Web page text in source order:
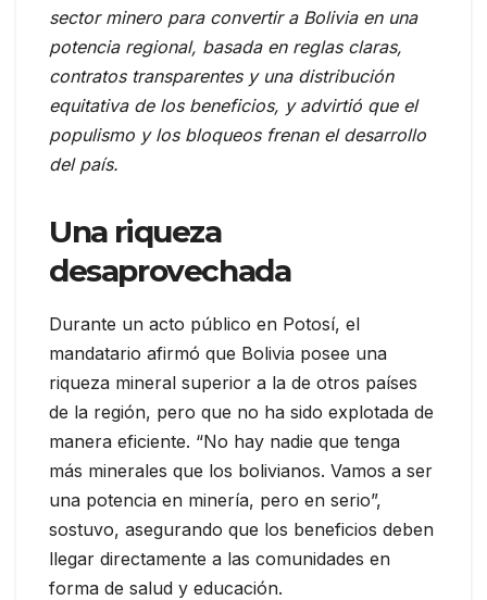
sector minero para convertir a Bolivia en una
potencia regional, basada en reglas claras,
contratos transparentes y una distribución
equitativa de los beneficios, y advirtió que el
populismo y los bloqueos frenan el desarrollo
del país.
Una riqueza
desaprovechada
Durante un acto público en Potosí, el
mandatario afirmó que Bolivia posee una
riqueza mineral superior a la de otros países
de la región, pero que no ha sido explotada de
manera eficiente. “No hay nadie que tenga
más minerales que los bolivianos. Vamos a ser
una potencia en minería, pero en serio”,
sostuvo, asegurando que los beneficios deben
llegar directamente a las comunidades en
forma de salud y educación.